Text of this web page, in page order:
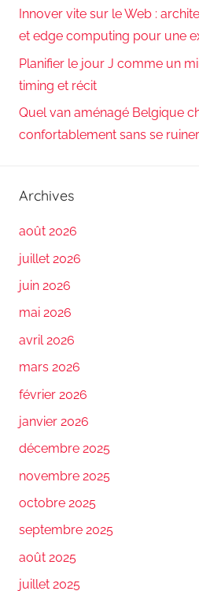
Innover vite sur le Web :
et edge computing pour une
Planifier le jour J comme un
timing et récit
Quel van aménagé Belgique
confortablement sans se
Archives
août 2026
juillet 2026
juin 2026
mai 2026
avril 2026
mars 2026
février 2026
janvier 2026
décembre 2025
novembre 2025
octobre 2025
septembre 2025
août 2025
juillet 2025